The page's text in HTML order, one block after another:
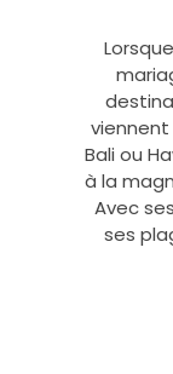
viennent
Bali ou
à la
Avec
ses